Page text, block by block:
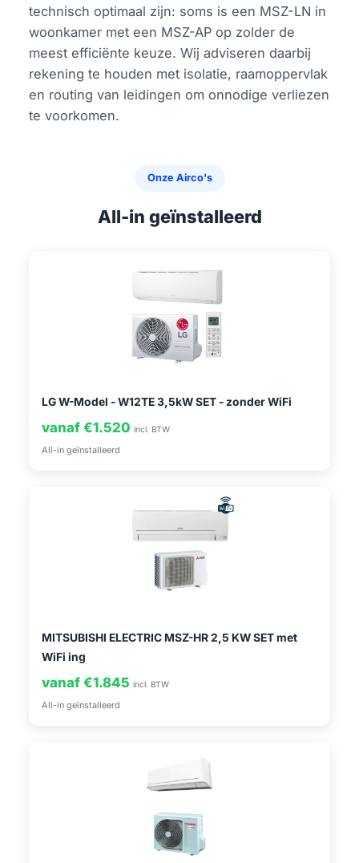
technisch optimaal zijn: soms is een MSZ-LN in
woonkamer met een MSZ-AP op zolder de
meest efficiënte keuze. Wij adviseren daarbij
rekening te houden met isolatie, raamoppervlak
en routing van leidingen om onnodige verliezen
te voorkomen.
Onze Airco's
All-in geïnstalleerd
LG W-Model - W12TE 3,5kW SET - zonder WiFi
vanaf €1.520 incl. BTW
All-in geïnstalleerd
MITSUBISHI ELECTRIC MSZ-HR 2,5 KW SET met
WiFi ing
vanaf €1.845 incl. BTW
All-in geïnstalleerd